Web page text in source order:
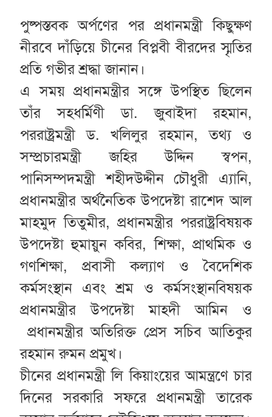
পুষ্পস্তবক অর্পণের পর প্রধানমন্ত্রী কিছুক্ষণ
নীরবে দাঁড়িয়ে চীনের বিপ্লবী বীরদের স্মৃতির
প্রতি গভীর শ্রদ্ধা জানান।
এ সময় প্রধানমন্ত্রীর সঙ্গে উপস্থিত ছিলেন
তাঁর সহধর্মিণী ডা. জুবাইদা রহমান,
পররাষ্ট্রমন্ত্রী ড. খলিলুর রহমান, তথ্য ও
সম্প্রচারমন্ত্রী জহির উদ্দিন স্বপন,
পানিসম্পদমন্ত্রী শহীদউদ্দীন চৌধুরী এ্যানি,
প্রধানমন্ত্রীর অর্থনৈতিক উপদেষ্টা রাশেদ আল
মাহমুদ তিতুমীর, প্রধানমন্ত্রীর পররাষ্ট্রবিষয়ক
উপদেষ্টা হুমায়ুন কবির, শিক্ষা, প্রাথমিক ও
গণশিক্ষা, প্রবাসী কল্যাণ ও বৈদেশিক
কর্মসংস্থান এবং শ্রম ও কর্মসংস্থানবিষয়ক
প্রধানমন্ত্রীর উপদেষ্টা মাহদী আমিন ও
প্রধানমন্ত্রীর অতিরিক্ত প্রেস সচিব আতিকুর
রহমান রুমন প্রমুখ।
চীনের প্রধানমন্ত্রী লি কিয়াংয়ের আমন্ত্রণে চার
দিনের সরকারি সফরে প্রধানমন্ত্রী তারেক